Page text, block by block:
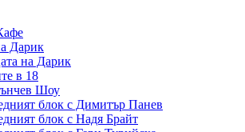
Дарик
на Дарик
в 18
Шоу
блок с Димитър Панев
блок с Надя Брайт